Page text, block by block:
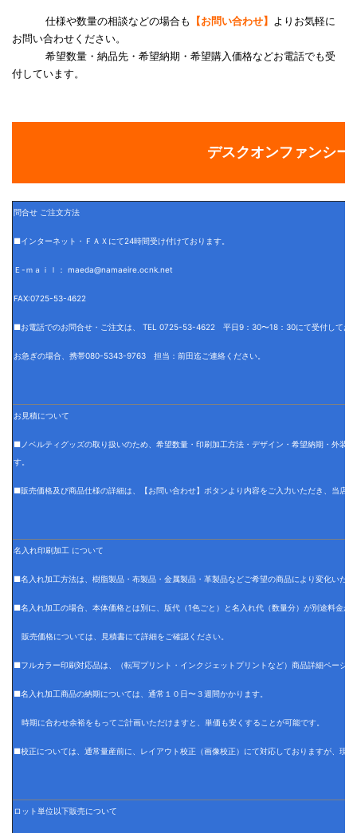
仕様や数量の相談などの場合も 【お問い合わせ】
よりお気軽に
お問い合わせください。
希望数量・納品先・希望納期・希望購入価格などお電話でも受
付しています。
デスクオンファンシー
問合せ ご注文方法
■インターネット・ＦＡＸにて24時間受け付けております。
Ｅ-ｍａｉｌ： maeda@namaeire.ocnk.net
FAX:0725-53-4622
■お電話でのお問合せ・ご注文は、 TEL 0725-53-4622 平日9：30〜18：30にて受付してお
お急ぎの場合、携帯080-5343-9763 担当：前田迄ご連絡ください。
お見積について
■ノベルティグッズの取り扱いのため、希望数量・印刷加工方法・デザイン・希望納期・外装
す。
■販売価格及び商品仕様の詳細は、【お問い合わせ】ボタンより内容をご入力いただき、当店
名入れ印刷加工 について
■名入れ加工方法は、樹脂製品・布製品・金属製品・革製品などご希望の商品により変化いたし
■名入れ加工の場合、本体価格とは別に、版代（1色ごと）と名入れ代（数量分）が別途料金が
販売価格については、見積書にて詳細をご確認ください。
■フルカラー印刷対応品は、（転写プリント・インクジェットプリントなど）商品詳細ページ
■名入れ加工商品の納期については、通常１０日〜３週間かかります。
時期に合わせ余裕をもってご計画いただけますと、単価も安くすることが可能です。
■校正については、通常量産前に、レイアウト校正（画像校正）にて対応しておりますが、現
ロット単位以下販売について